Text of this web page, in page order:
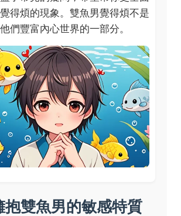
得煩的現象。雙魚男覺得煩不是
們豐富內心世界的一部分。
抱雙魚男的敏感特質